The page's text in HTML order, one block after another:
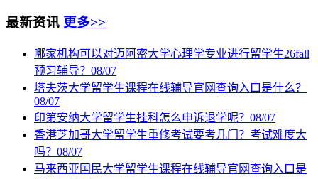
最新资讯 更多>>
哪家机构可以对迈阿密大学心理学专业进行留学生26fall
预习辅导？ 08/07
塔夫茨大学留学生课程在线辅导官网查询入口是什么？
08/07
印第安纳大学留学生挂科怎么申诉退学呢？ 08/07
香港芝加哥大学留学生重修考试要考几门？考试难度大
吗？ 08/07
马来西亚国民大学留学生课程在线辅导官网查询入口是